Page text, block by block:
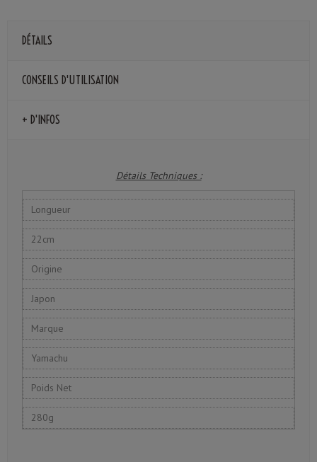
DÉTAILS
CONSEILS D'UTILISATION
+ D'INFOS
Détails Techniques :
Longueur
22cm
Origine
Japon
Marque
Yamachu
Poids Net
280g